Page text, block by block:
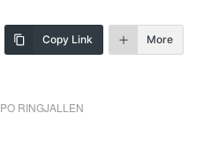
Copy Link More
PO RINGJALLEN